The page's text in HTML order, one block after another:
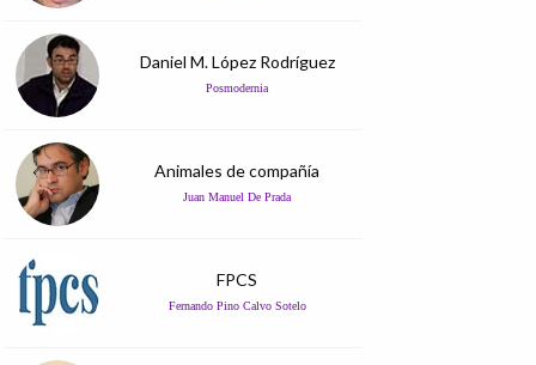
Daniel M. López Rodríguez
Posmodernia
Animales de compañía
Juan Manuel De Prada
FPCS
Fernando Pino Calvo Sotelo